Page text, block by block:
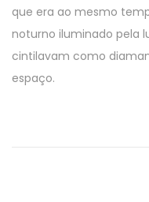
que era ao mesmo
noturno iluminado pela
cintilavam como
espaço.